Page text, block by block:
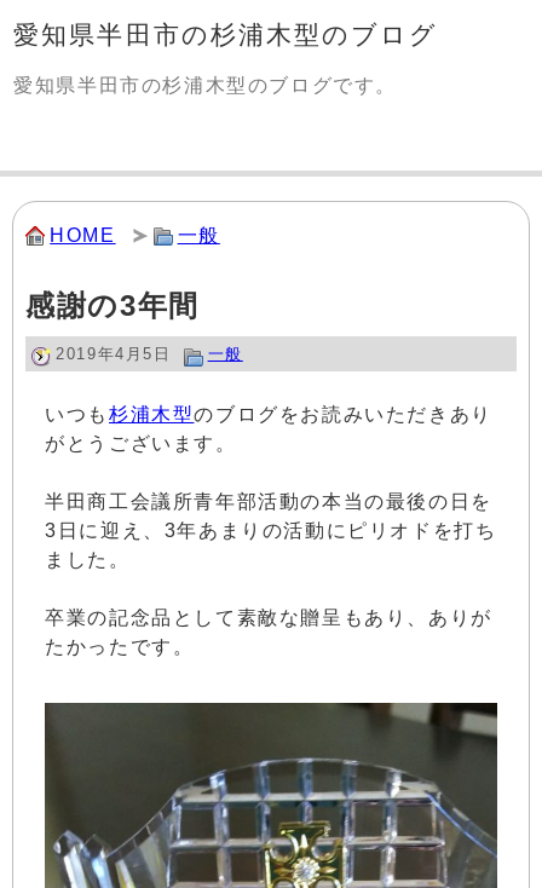
愛知県半田市の杉浦木型のブログ
愛知県半田市の杉浦木型のブログです。
HOME 一般
感謝の3年間
2019年4月5日 一般
いつも杉浦木型のブログをお読みいただきあり
がとうございます。
半田商工会議所青年部活動の本当の最後の日を
3日に迎え、3年あまりの活動にピリオドを打ち
ました。
卒業の記念品として素敵な贈呈もあり、ありが
たかったです。